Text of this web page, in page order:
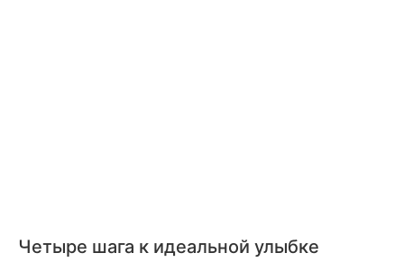
Четыре шага к идеальной улыбке